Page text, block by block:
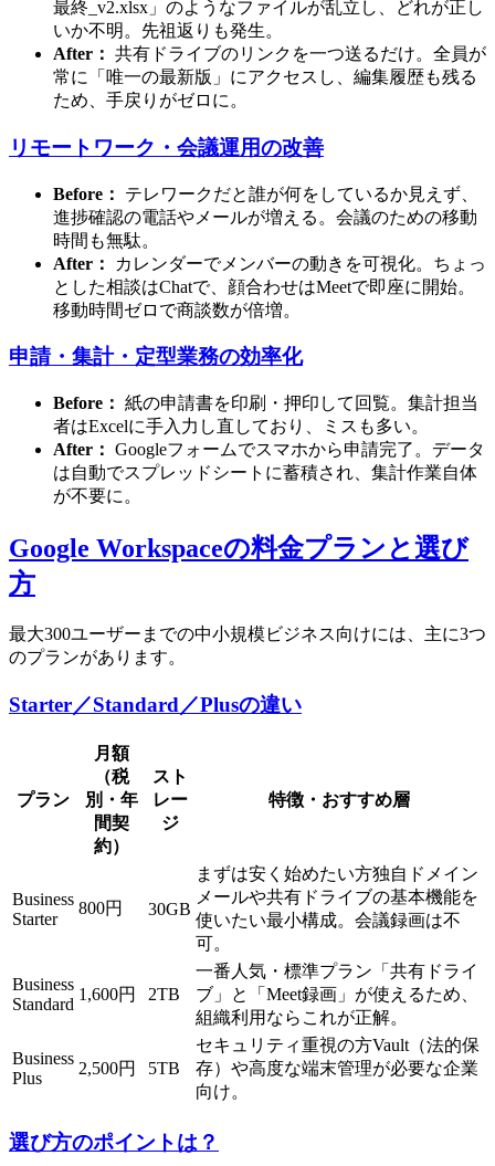
最終_v2.xlsx」のようなファイルが乱立し、どれが正し
いか不明。先祖返りも発生。
After： 共有ドライブのリンクを一つ送るだけ。全員が
常に「唯一の最新版」にアクセスし、編集履歴も残る
ため、手戻りがゼロに。
リモートワーク・会議運用の改善
Before：
テレワークだと誰が何をしているか見えず、
進捗確認の電話やメールが増える。会議のための移動
時間も無駄。
After：
カレンダーでメンバーの動きを可視化。ちょっ
とした相談はChatで、顔合わせはMeetで即座に開始。
移動時間ゼロで商談数が倍増。
申請・集計・定型業務の効率化
Before： 紙の申請書を印刷・押印して回覧。集計担当
者はExcelに手入力し直しており、ミスも多い。
After： Googleフォームでスマホから申請完了。データ
は自動でスプレッドシートに蓄積され、集計作業自体
が不要に。
Google Workspaceの料金プランと選び
方
最大300ユーザーまでの中小規模ビジネス向けには、主に3つ
のプランがあります。
Starter／Standard／Plusの違い
プラン
月額
（税
別・年
間契
約）
スト
レー
ジ
特徴・おすすめ層
Business
Starter
800円 30GB
まずは安く始めたい方独自ドメイン
メールや共有ドライブの基本機能を
使いたい最小構成。会議録画は不
可。
Business
Standard
1,600円 2TB
一番人気・標準プラン「共有ドライ
ブ」と「Meet録画」が使えるため、
組織利用ならこれが正解。
Business
Plus
2,500円 5TB
セキュリティ重視の方Vault（法的保
存）や高度な端末管理が必要な企業
向け。
選び方のポイントは？